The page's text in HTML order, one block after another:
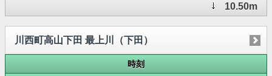
10.50m
川西町高山下田 最上川（下田）
時刻